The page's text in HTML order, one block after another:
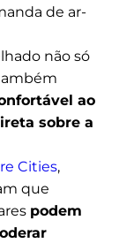
de ar-
não só
ao
sobre a
Cities,
que
podem